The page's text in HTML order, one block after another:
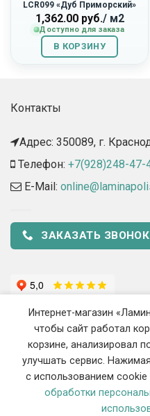
LCR099 «Дуб Приморский»
1,362.00руб./ м2
Доступно для заказа
В КОРЗИНУ
Контакты
Адрес: 350089, г.
Телефон: +7(928)248-47-
E-Mail:
ЗАКАЗАТЬ ЗВОНОК
Интернет-магазин
чтобы сайт работал
корзине, анализировал
улучшать сервис.
с использованием cookie
обработки